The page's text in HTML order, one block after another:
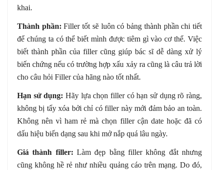
khai.
Thành phần: Filler tốt sẽ luôn có bảng thành phần chi tiết
để chúng ta có thể biết mình được tiêm gì vào cơ thể. Việc
biết thành phần của filler cũng giúp bác sĩ dễ dàng xử lý
biến chứng nếu có trường hợp xấu xảy ra cũng là câu trả lời
cho câu hỏi Filler của hãng nào tốt nhất.
Hạn sử dụng: Hãy lựa chọn filler có hạn sử dụng rõ ràng,
không bị tẩy xóa bởi chỉ có filler này mới đảm bảo an toàn.
Không nên vì ham rẻ mà chọn filler cận date hoặc đã có
dấu hiệu biến dạng sau khi mở nắp quá lâu ngày.
Giá thành filler: Làm đẹp bằng filler không đắt nhưng
cũng không hề rẻ như nhiều quảng cáo trên mạng. Do đó,